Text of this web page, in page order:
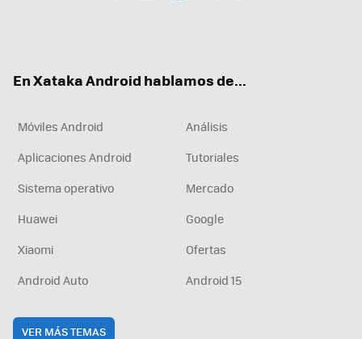
En Xataka Android hablamos de...
Móviles Android
Análisis
Aplicaciones Android
Tutoriales
Sistema operativo
Mercado
Huawei
Google
Xiaomi
Ofertas
Android Auto
Android 15
VER MÁS TEMAS